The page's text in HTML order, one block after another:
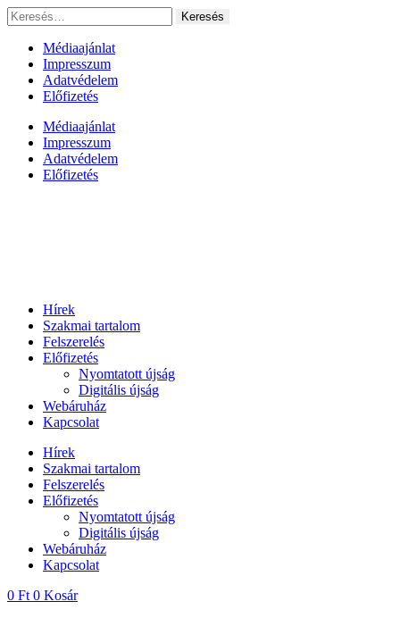
Ugrás
a
tartalomhoz
Keresés:
Médiaajánlat
Impresszum
Adatvédelem
Előfizetés
Médiaajánlat
Impresszum
Adatvédelem
Előfizetés
Hírek
Szakmai tartalom
Felszerelés
Előfizetés
Nyomtatott újság
Digitális újság
Webáruház
Kapcsolat
Hírek
Szakmai tartalom
Felszerelés
Előfizetés
Nyomtatott újság
Digitális újság
Webáruház
Kapcsolat
0 Ft 0 Kosár